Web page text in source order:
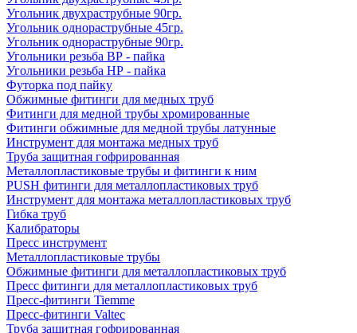
Угольник двухраструбные 90гр.
Угольник однораструбные 45гр.
Угольник однораструбные 90гр.
Угольники резьба ВР - пайка
Угольники резьба НР - пайка
Футорка под пайку
Обжимные фитинги для медных труб
Фитинги для медной трубы хромированные
Фитинги обжимные для медной трубы латунные
Инструмент для монтажа медных труб
Труба защитная гофрированная
Металлопластиковые трубы и фитинги к ним
PUSH фитинги для металлопластиковых труб
Инструмент для монтажа металлопластиковых труб
Гибка труб
Калибраторы
Пресс инструмент
Металлопластиковые трубы
Обжимные фитинги для металлопластиковых труб
Пресс фитинги для металлопластиковых труб
Пресс-фитинги Tiemme
Пресс-фитинги Valtec
Труба защитная гофрированная